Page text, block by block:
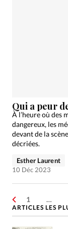
Qui a peur
À l’heure où des
dangereux, les
devant de la
décriées.
Esther Laurent
10 Déc 2023
1 …
ARTICLES LES